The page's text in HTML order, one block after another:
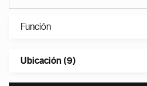
Función
Ubicación (9)